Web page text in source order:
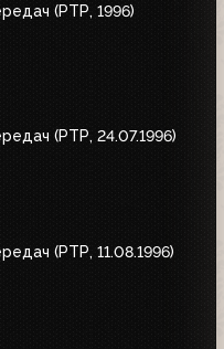
(РТР, 1996)
(РТР, 24.07.1996)
(РТР, 11.08.1996)